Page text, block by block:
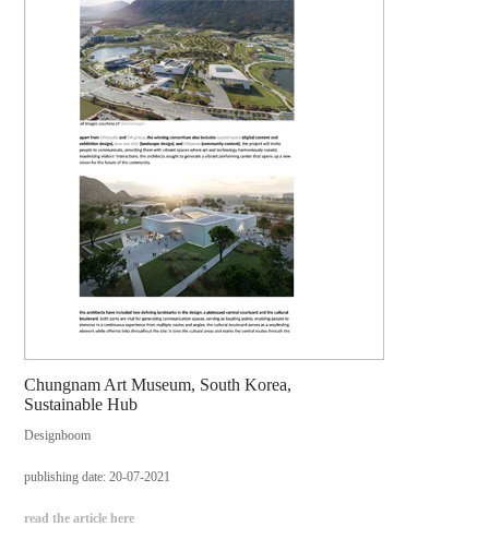
Chungnam Art Museum, South Korea,
Sustainable Hub
Designboom
publishing date: 20-07-2021
read the article here